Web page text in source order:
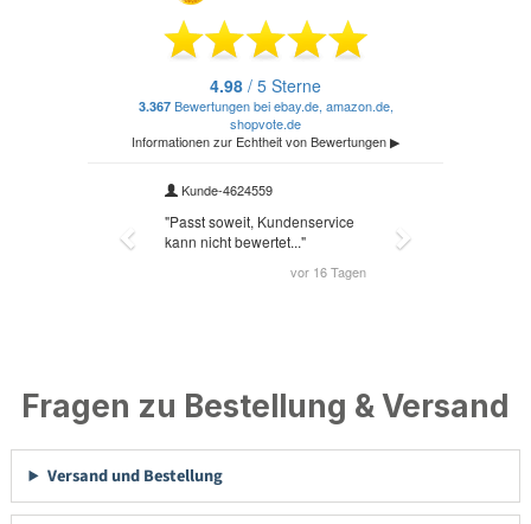
Fragen zu Bestellung & Versand
Versand und Bestellung